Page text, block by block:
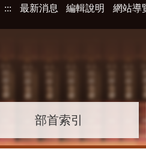
::: 最新消息 編輯說明 網站導
部首索引